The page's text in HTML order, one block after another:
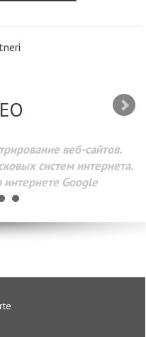
веб-сайтов.
систем интернета.
интернете Google